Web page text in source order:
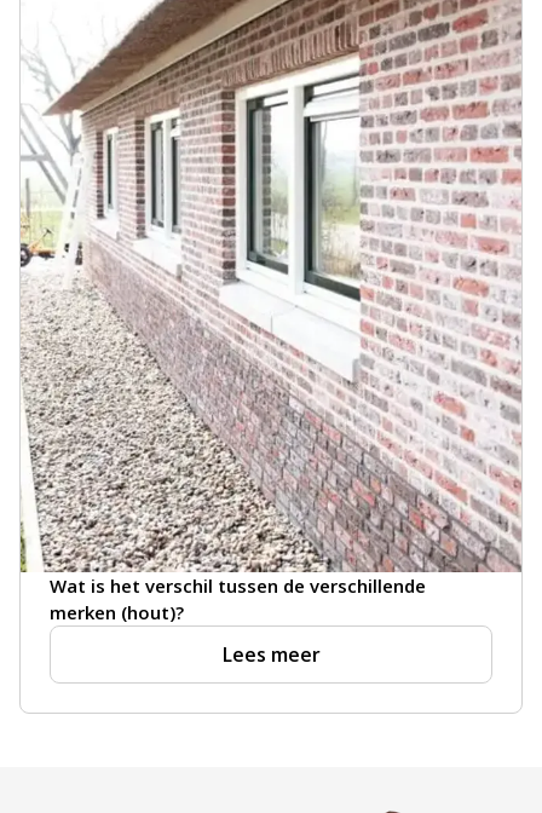
Wat is het verschil tussen de verschillende
merken (hout)?
Lees meer